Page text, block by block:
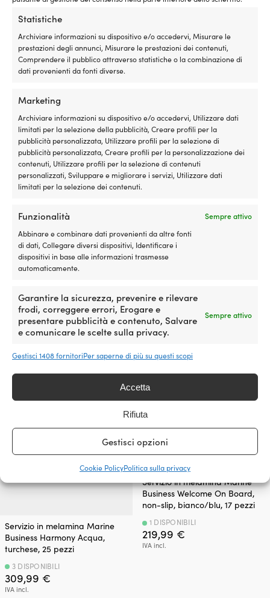
Statistiche
Archiviare informazioni su dispositivo e/o accedervi, Misurare le
prestazioni degli annunci, Misurare le prestazioni dei contenuti,
Comprendere il pubblico attraverso statistiche o la combinazione di
dati provenienti da fonti diverse.
Marketing
Archiviare informazioni su dispositivo e/o accedervi, Utilizzare dati
limitati per la selezione della pubblicità, Creare profili per la
pubblicità personalizzata, Utilizzare profili per la selezione di
pubblicità personalizzata, Creare profili per la personalizzazione dei
contenuti, Utilizzare profili per la selezione di contenuti
personalizzati, Sviluppare e migliorare i servizi, Utilizzare dati
limitati per la selezione dei contenuti.
Funzionalità
Sempre attivo
Abbinare e combinare dati provenienti da altre fonti
di dati, Collegare diversi dispositivi, Identificare i
dispositivi in base alle informazioni trasmesse
automaticamente.
Garantire la sicurezza, prevenire e rilevare
frodi, correggere errori, Erogare e
presentare pubblicità e contenuto, Salvare
e comunicare le scelte sulla privacy.
Sempre attivo
Gestisci 1408 fornitoriPer saperne di più su questi scopi
Accetta
Rifiuta
Gestisci opzioni
Cookie PolicyPolitica sulla privacy
pezzi
129,99€
1 DISPONIBILI (ORDINABILE)
non-slip, bianco/blu, 25 pezzi
279,99€
Business Regata, non-slip,
269,99€
IVA incl.
3 DISPONIBILI
Servizio in melamina Marine
179,99
IVA incl.
2 DISPONIBILI
Servizio in melamina Marine
Business Harmony Acqua,
turchese, 25 pezzi
309,99 €
IVA incl.
3 DISPONIBILI
Servizio in melamina Marine
Business Welcome On Board,
non-slip, bianco/blu, 17 pezzi
219,99 €
IVA incl.
1 DISPONIBILI